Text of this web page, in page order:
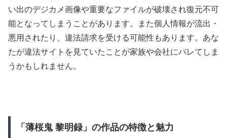
い出のデジカメ画像や重要なファイルが破壊され復元不可
能となってしまうことがあります。また個人情報が流出・
悪用されたり、違法請求を受ける可能性もあります。あな
たが違法サイトを見ていたことが家族や会社にバレてしま
うかもしれません。
「薄桜鬼 黎明録」の作品の特徴と魅力